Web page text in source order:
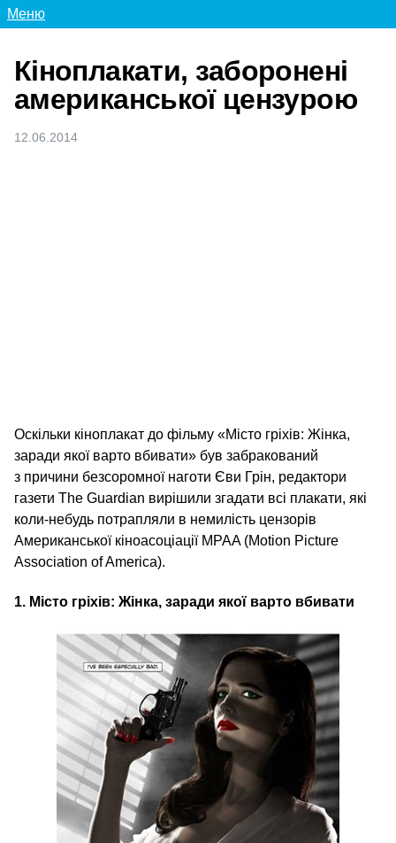
Меню
Кіноплакати, заборонені
американської цензурою
12.06.2014
Оскільки кіноплакат до фільму «Місто гріхів: Жінка,
заради якої варто вбивати» був забракований
з причини безсоромної наготи Єви Грін, редактори
газети The Guardian вирішили згадати всі плакати, які
коли-небудь потрапляли в немилість цензорів
Американської кіноасоціації MPAA (Motion Picture
Association of America).
1. Місто гріхів: Жінка, заради якої варто вбивати